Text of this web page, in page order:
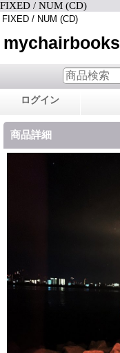
FIXED / NUM (CD)
FIXED / NUM (CD)
mychairbooks
ログイン
商品詳細